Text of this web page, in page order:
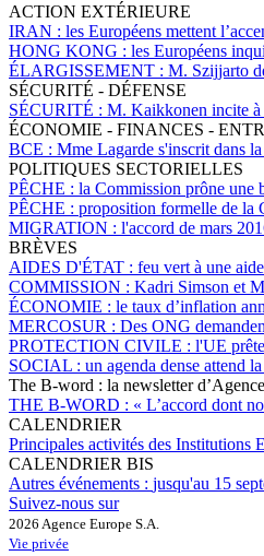
ACTION EXTÉRIEURE
IRAN : les Européens mettent
HONG KONG : les Européens
ÉLARGISSEMENT : M. Szijjarto
SÉCURITÉ - DÉFENSE
SÉCURITÉ : M. Kaikkonen incite à
ÉCONOMIE - FINANCES -
BCE : Mme Lagarde s'inscrit dans
POLITIQUES SECTORIELLES
PÊCHE : la Commission prône une
PÊCHE : proposition formelle de la
MIGRATION : l'accord de mars
BRÈVES
AIDES D'ÉTAT : feu vert à une
COMMISSION : Kadri Simson et
ÉCONOMIE : le taux d’inflation
MERCOSUR : Des ONG
PROTECTION CIVILE : l'UE
SOCIAL : un agenda dense attend
The B-word : la newsletter
THE B-WORD : « L’accord dont
CALENDRIER
Principales activités des Institutions
CALENDRIER BIS
Autres événements : jusqu'au 15
Suivez-nous sur
2026 Agence Europe S.A.
Vie privée